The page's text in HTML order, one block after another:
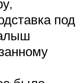
под